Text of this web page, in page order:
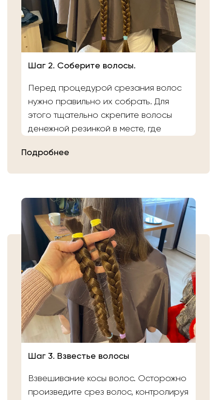
Шаг 2. Соберите волосы.
Перед процедурой срезания волос
нужно правильно их собрать. Для
этого тщательно скрепите волосы
денежной резинкой в месте, где
Подробнее
Шаг 3. Взвестье волосы
Взвешивание косы волос. Осторожно
произведите срез волос, контролируя